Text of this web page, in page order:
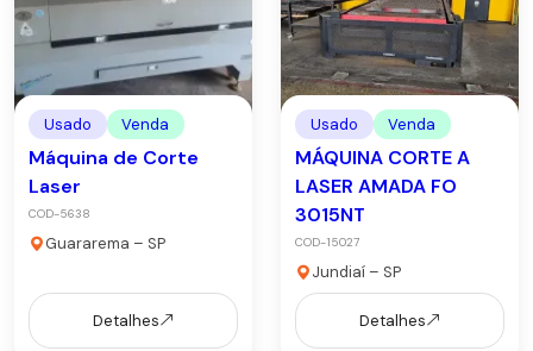
Usado Venda
Máquina de Corte
Laser
COD-5638
Guararema – SP
Detalhes
Usado Venda
MÁQUINA CORTE A
LASER AMADA FO
3015NT
COD-15027
Jundiaí – SP
Detalhes